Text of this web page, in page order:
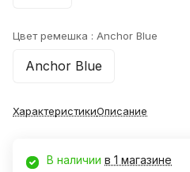
Цвет ремешка : Anchor Blue
Anchor Blue
ХарактеристикиОписание
В наличии в 1 магазине